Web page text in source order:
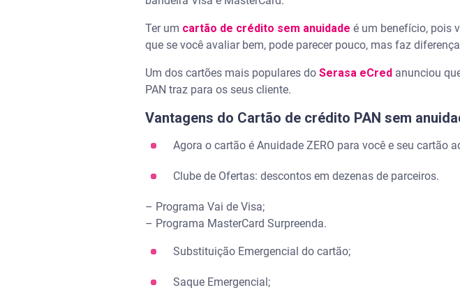
Ter um cartão de crédito sem anuidade é um benefício, pois
que se você avaliar bem, pode parecer pouco, mas faz
Um dos cartões mais populares do Serasa eCred anunciou
PAN traz para os seus cliente.
Vantagens do Cartão de crédito PAN sem
Agora o cartão é Anuidade ZERO para você e seu cartão
Clube de Ofertas: descontos em dezenas de parceiros.
– Programa Vai de Visa;
– Programa MasterCard Surpreenda.
Substituição Emergencial do cartão;
Saque Emergencial;